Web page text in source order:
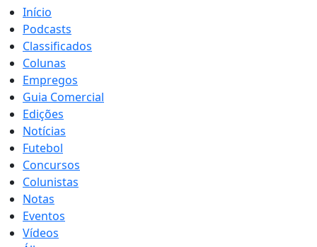
Início
Podcasts
Classificados
Colunas
Empregos
Guia Comercial
Edições
Notícias
Futebol
Concursos
Colunistas
Notas
Eventos
Vídeos